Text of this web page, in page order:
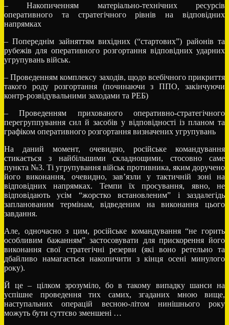
– Накопиченням матеріально-технічних ресурсів
оперативного та стратегічного рівнів на відповідних
напрямках
– Попереднім зайняттям вихідних (“стартових”) районів та
рубежів для оперативного розгортання відповідних ударних
угрупувань військ.
– Проведенням комплексу заходів, щодо всебічного прикриття
такого роду розгортання (починаючи з ППО, закінчуючи
контр-розвідувальними заходами та РЕБ)
– Проведенням прихованого оперативно-стратегічного
перегруппування сил й засобів у відповідності із планом та
графіком оперативного розгортання визначених угрупувань
На даний момент, очевидно, російське командування
стикається з найбільшими складнощими, стосовно саме
пункта №3. Ті угрупування військ противника, яким доручено
його виконання, очевидно, зав’язли у тактичній зоні на
відповідних напрямках. Темпи їх просування, явно, не
відповідають усім “жорстко встановленим” і заздалегідь
запланованим термінам, відведеним на виконання цього
завдання.
Але, одночасно з цим, російське командування “не горить
особливим бажанням” застосовувати для прискорення його
виконання свої стратегічні резерви (які воно ретельно та
дбайливо намагається накопичити з кінця осені минулого
року).
Й це – цілком зрозуміло, бо в такому випадку шанси на
успішне проведення тих самих, згаданих мною вище,
наступальних операцій весною-літом нинішнього року
можуть бути суттєво зменшені …